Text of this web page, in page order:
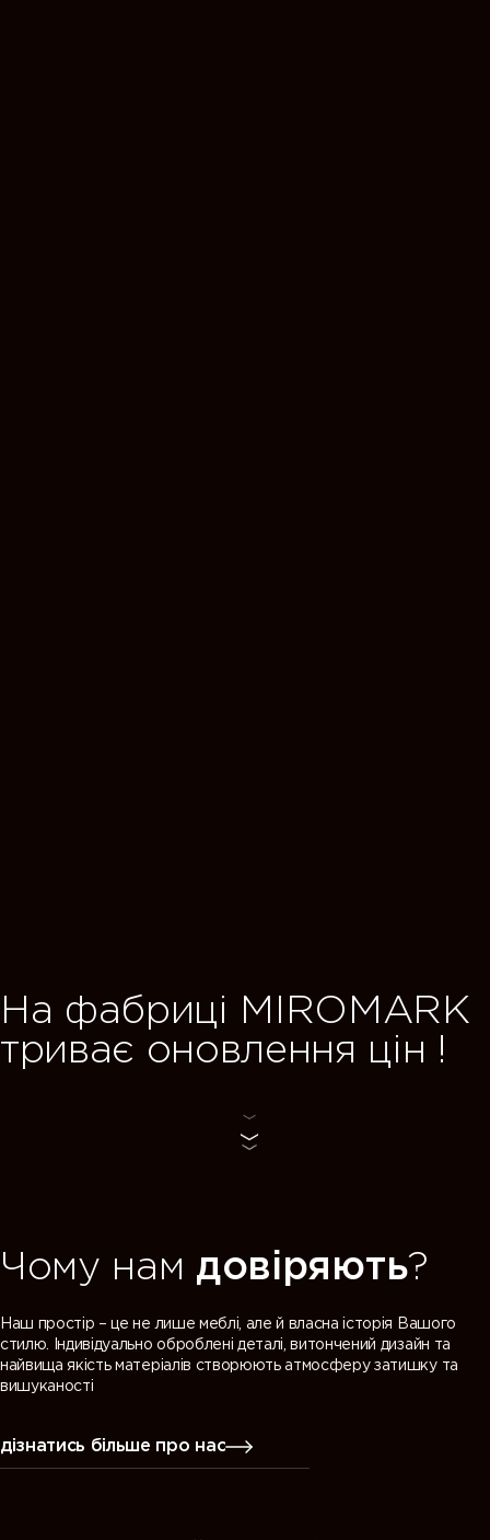
!
щоденною зручністю.
переглянути
Чому нам довіряють?
Наш простір – це не лише меблі, але й власна історія Вашого
стилю. Індивідуально оброблені деталі, витончений дизайн та
найвища якість матеріалів створюють атмосферу затишку та
вишуканості
дізнатись більше про нас